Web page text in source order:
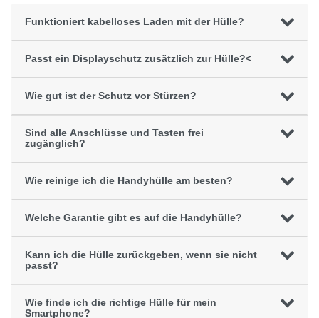
Funktioniert kabelloses Laden mit der Hülle?
Passt ein Displayschutz zusätzlich zur Hülle?<
Wie gut ist der Schutz vor Stürzen?
Sind alle Anschlüsse und Tasten frei
zugänglich?
Wie reinige ich die Handyhülle am besten?
Welche Garantie gibt es auf die Handyhülle?
Kann ich die Hülle zurückgeben, wenn sie nicht
passt?
Wie finde ich die richtige Hülle für mein
Smartphone?